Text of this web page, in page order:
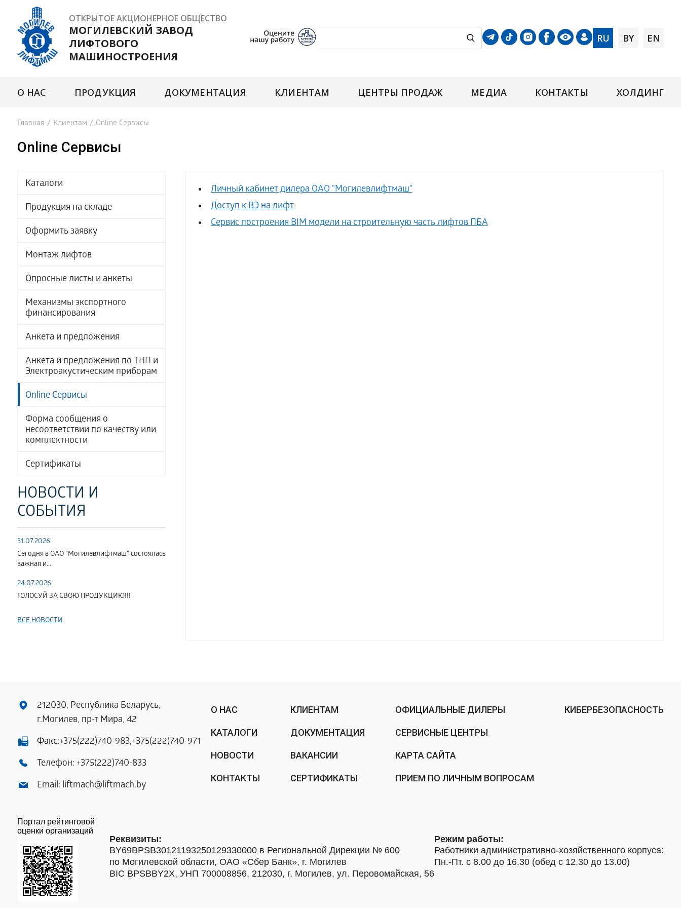
ОТКРЫТОЕ АКЦИОНЕРНОЕ ОБЩЕСТВО
МОГИЛЕВСКИЙ ЗАВОД
ЛИФТОВОГО
МАШИНОСТРОЕНИЯ
RU BY EN
О НАС ПРОДУКЦИЯ ДОКУМЕНТАЦИЯ КЛИЕНТАМ ЦЕНТРЫ ПРОДАЖ МЕДИА КОНТАКТЫ ХОЛДИНГ
Главная / Клиентам / Online Сервисы
Online Сервисы
Каталоги
Продукция на складе
Оформить заявку
Монтаж лифтов
Опросные листы и анкеты
Механизмы экспортного
финансирования
Анкета и предложения
Анкета и предложения по ТНП и
Электроакустическим приборам
Online Сервисы
Форма сообщения о
несоответствии по качеству или
комплектности
Сертификаты
НОВОСТИ И
СОБЫТИЯ
31.07.2026
Сегодня в ОАО "Могилевлифтмаш" состоялась
важная и...
24.07.2026
ГОЛОСУЙ ЗА СВОЮ ПРОДУКЦИЮ!!!
ВСЕ НОВОСТИ
Личный кабинет дилера ОАО "Могилевлифтмаш"
Доступ к ВЭ на лифт
Сервис построения BIM модели на строительную часть лифтов ПБА
212030, Республика Беларусь,
г.Могилев, пр-т Мира, 42
Факс:+375(222)740-983,+375(222)740-971
Телефон: +375(222)740-833
Email: liftmach@liftmach.by
О НАС
КАТАЛОГИ
НОВОСТИ
КОНТАКТЫ
КЛИЕНТАМ
ДОКУМЕНТАЦИЯ
ВАКАНСИИ
СЕРТИФИКАТЫ
ОФИЦИАЛЬНЫЕ ДИЛЕРЫ
СЕРВИСНЫЕ ЦЕНТРЫ
КАРТА САЙТА
ПРИЕМ ПО ЛИЧНЫМ ВОПРОСАМ
КИБЕРБЕЗОПАСНОСТЬ
Портал рейтинговой
оценки организаций
Реквизиты:
BY69BPSB30121193250129330000 в Региональной Дирекции № 600
по Могилевской области, ОАО «Сбер Банк», г. Могилев
BIC BPSBBY2X, УНП 700008856, 212030, г. Могилев, ул. Перовомайская, 56
Режим работы:
Работники административно-хозяйственного корпуса:
Пн.-Пт. с 8.00 до 16.30 (обед с 12.30 до 13.00)